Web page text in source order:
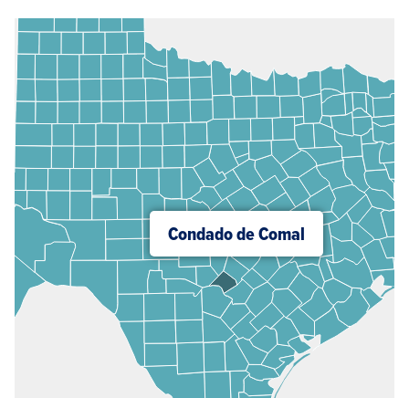
Condado de Comal